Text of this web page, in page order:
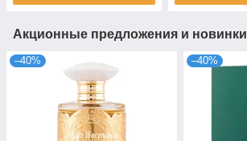
Акционные предложения и новинки
–40% –40%